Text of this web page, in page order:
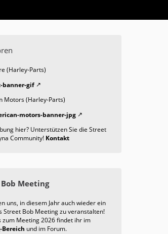
(Harley-Parts)
Motors (Harley-Parts)
hier? Unterstützen Sie die Street
Community! Kontakt
Meeting
uns, in diesem Jahr auch wieder ein
Street Bob Meeting zu veranstalten!
zum Meeting 2026 findet ihr im
und im Forum.